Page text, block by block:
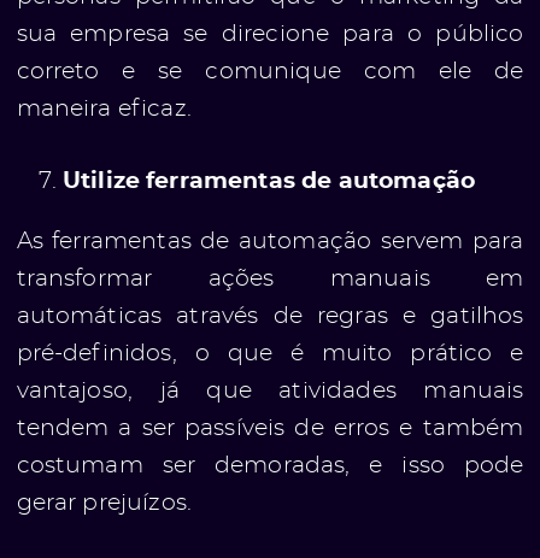
sua empresa se direcione para o público
correto e se comunique com ele de
maneira eficaz.
Utilize ferramentas de automação
As ferramentas de automação servem para
transformar ações manuais em
automáticas através de regras e gatilhos
pré-definidos, o que é muito prático e
vantajoso, já que atividades manuais
tendem a ser passíveis de erros e também
costumam ser demoradas, e isso pode
gerar prejuízos.